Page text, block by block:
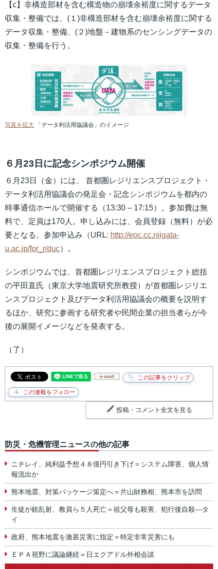
【c】非構造部材を含む構造物の崩壊余裕度に関するデータ
収集・整備では、(１)非構造部材を含む崩壊余裕度に関する
データ収集・整備、(２)地盤－建物系のセンシングデータの
収集・整備を行う。
写真を拡大 「データ利活用協議会」のイメージ
６月23日に記念シンポジウム開催
６月23日（金）には、 首都圏レジリエンスプロジェクト・
データ利活用協議会の発足会・記念シンポジウムを都内の
時事通信ホールで開催する（13:30 – 17:15）。参加費は無
料で、定員は170人。申し込みには、会員登録（無料）が必
要となる。参加申込み（URL: http://eoc.cc.niigata-
u.ac.jp/for_r/duc）。
シンポジウムでは、首都圏レジリエンスプロジェクト総括
の平田直氏（東京大学地震研究所教授）が首都圏レジリエ
ンスプロジェクト及びデータ利活用協議会の概要を説明す
るほか、研究に参画する研究者や民間企業の担当者らが今
後の展開イメージなどを発表する。
（了）
e-mail
投稿・コメント全文を見る
防災・危機管理ニュースの他の記事
ニチレイ、純利益予想４８億円引き下げ＝システム障害、個人情
報流出か
熊本地震、対策パッケージ策定へ＝片山財務相、熊本市を訪問
生徒が銃乱射、教員ら５人死亡＝祖父母も殺害、犯行後自殺―タ
イ
政府、熊本地震を激甚災害に指定＝特定非常災害にも
ＥＰＡ視野に議論継続＝日エクアドル外相会談